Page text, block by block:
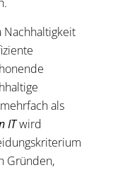
Nachhaltigkeit
als
ITwird
Gründen,